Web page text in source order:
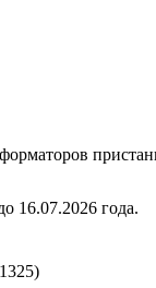
16.07.2026 года.